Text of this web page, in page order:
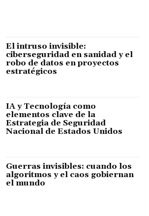
El intruso invisible:
ciberseguridad en sanidad y el
robo de datos en proyectos
estratégicos
IA y Tecnología como
elementos clave de la
Estrategia de Seguridad
Nacional de Estados Unidos
Guerras invisibles: cuando los
algoritmos y el caos gobiernan
el mundo